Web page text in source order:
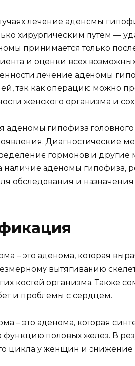
лечение аденомы
хирургическим путем —
принимается только
и оценки всех
лечение аденомы
так как операцию можно
женского организма и
аденомы гипофиза головного
Диагностические
гормонов и другие
наличие аденомы гипофиза,
обследования и назначения
– это аденома, которая
вытягиванию
костей организма. Также
и проблемы с сердцем.
– это аденома, которая
функцию половых желез. В
цикла у женщин и